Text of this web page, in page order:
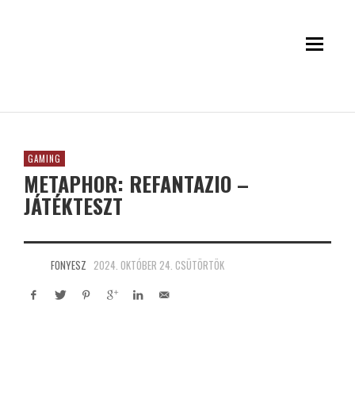
GAMING
METAPHOR: REFANTAZIO –
JÁTÉKTESZT
FONYESZ 2024. OKTÓBER 24. CSÜTÖRTÖK